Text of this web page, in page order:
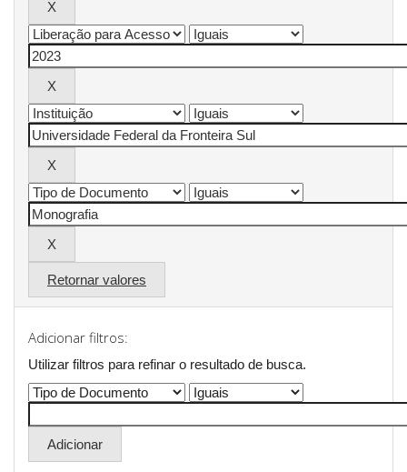
Retornar valores
Adicionar filtros:
Utilizar filtros para refinar o resultado de busca.